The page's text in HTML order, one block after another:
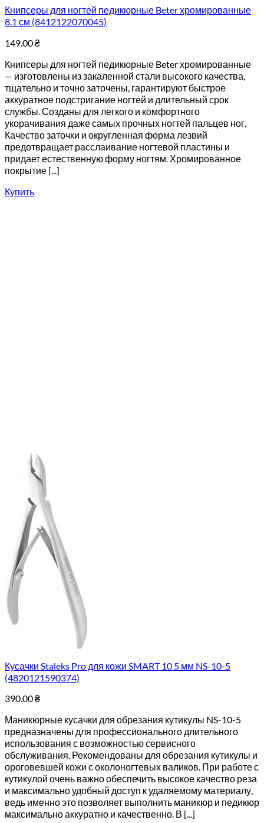
Книпсеры для ногтей педикюрные Beter хромированные
8.1 см (8412122070045)
149.00₴
Книпсеры для ногтей педикюрные Beter хромированные
— изготовлены из закаленной стали высокого качества,
тщательно и точно заточены, гарантируют быстрое
аккуратное подстригание ногтей и длительный срок
службы. Созданы для легкого и комфортного
укорачивания даже самых прочных ногтей пальцев ног.
Качество заточки и округленная форма лезвий
предотвращает расслаивание ногтевой пластины и
придает естественную форму ногтям. Хромированное
покрытие [...]
Купить
Кусачки Staleks Pro для кожи SMART 10 5 мм NS-10-5
(4820121590374)
390.00₴
Маникюрные кусачки для обрезания кутикулы NS-10-5
предназначены для профессионального длительного
использования с возможностью сервисного
обслуживания. Рекомендованы для обрезания кутикулы и
ороговевшей кожи с околоногтевых валиков. При работе с
кутикулой очень важно обеспечить высокое качество реза
и максимально удобный доступ к удаляемому материалу,
ведь именно это позволяет выполнить маникюр и педикюр
максимально аккуратно и качественно. В [...]